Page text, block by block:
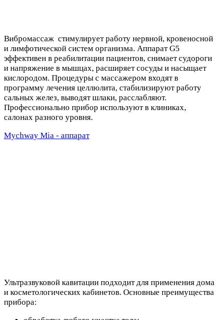
Вибромассаж стимулирует работу нервной, кровеносной
и лимфотической систем организма. Аппарат G5
эффективен в реабилитации пациентов, снимает судороги
и напряжение в мышцах, расширяет сосуды и насыщает
кислородом. Процедуры с массажером входят в
программу лечения целлюлита, стабилизируют работу
сальных желез, выводят шлаки, расслабляют.
Профессионально прибор используют в клиниках,
салонах разного уровня.
Mychway Mia - аппарат
Ультразвуковой кавитации подходит для применения дома
и косметологических кабинетов. Основные преимущества
прибора: